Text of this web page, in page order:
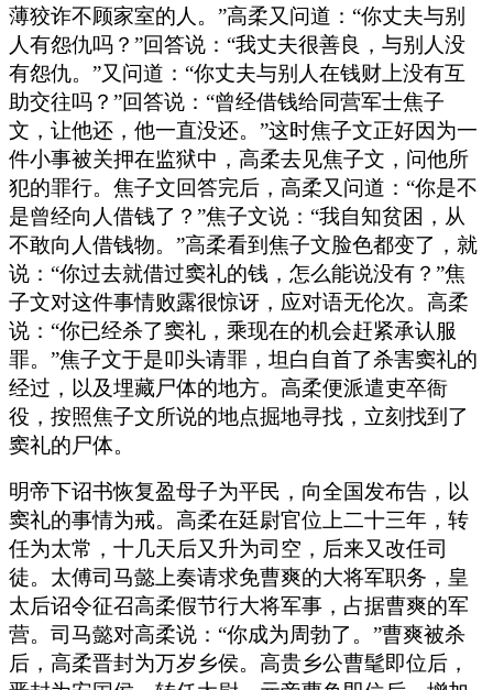
薄狡诈不顾家室的人。”高柔又问道：“你丈夫与别
人有怨仇吗？”回答说：“我丈夫很善良，与别人没
有怨仇。”又问道：“你丈夫与别人在钱财上没有互
助交往吗？”回答说：“曾经借钱给同营军士焦子
文，让他还，他一直没还。”这时焦子文正好因为一
件小事被关押在监狱中，高柔去见焦子文，问他所
犯的罪行。焦子文回答完后，高柔又问道：“你是不
是曾经向人借钱了？”焦子文说：“我自知贫困，从
不敢向人借钱物。”高柔看到焦子文脸色都变了，就
说：“你过去就借过窦礼的钱，怎么能说没有？”焦
子文对这件事情败露很惊讶，应对语无伦次。高柔
说：“你已经杀了窦礼，乘现在的机会赶紧承认服
罪。”焦子文于是叩头请罪，坦白自首了杀害窦礼的
经过，以及埋藏尸体的地方。高柔便派遣吏卒衙
役，按照焦子文所说的地点掘地寻找，立刻找到了
窦礼的尸体。
明帝下诏书恢复盈母子为平民，向全国发布告，以
窦礼的事情为戒。高柔在廷尉官位上二十三年，转
任为太常，十几天后又升为司空，后来又改任司
徒。太傅司马懿上奏请求免曹爽的大将军职务，皇
太后诏令征召高柔假节行大将军事，占据曹爽的军
营。司马懿对高柔说：“你成为周勃了。”曹爽被杀
后，高柔晋封为万岁乡侯。高贵乡公曹髦即位后，